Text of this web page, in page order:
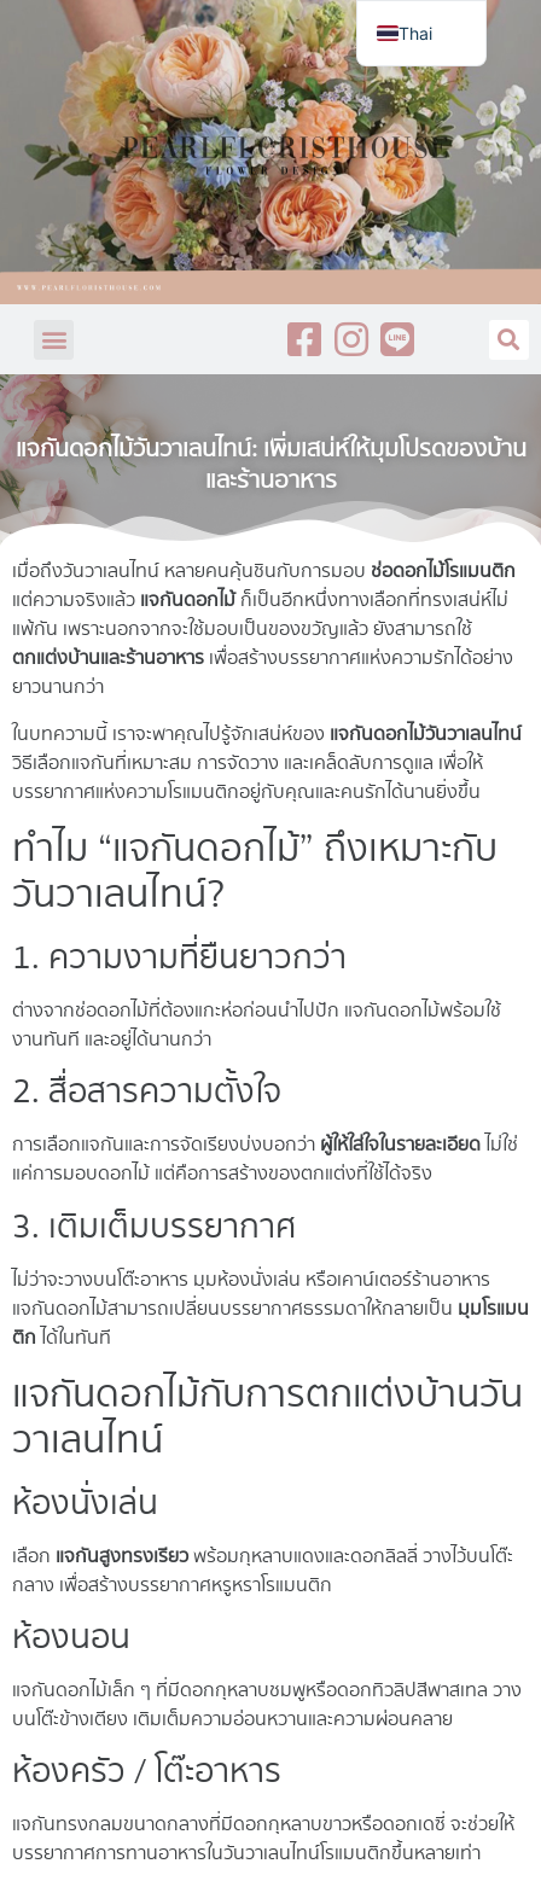
แจกันดอกไม้วันวาเลนไทน์: เพิ่มเสน่ห์ให้มุมโปรดของบ้าน
และร้านอาหาร
เมื่อถึงวันวาเลนไทน์ หลายคนคุ้นชินกับการมอบ ช่อดอกไม้โรแมนติก
แต่ความจริงแล้ว แจกันดอกไม้ก็เป็นอีกหนึ่งทางเลือกที่ทรงเสน่ห์ไม่
แพ้กัน เพราะนอกจากจะใช้มอบเป็นของขวัญแล้ว ยังสามารถใช้
ตกแต่งบ้านและร้านอาหาร เพื่อสร้างบรรยากาศแห่งความรักได้อย่าง
ยาวนานกว่า
ในบทความนี้ เราจะพาคุณไปรู้จักเสน่ห์ของ แจกันดอกไม้วันวาเลนไทน์
วิธีเลือกแจกันที่เหมาะสม การจัดวาง และเคล็ดลับการดูแล เพื่อให้
บรรยากาศแห่งความโรแมนติกอยู่กับคุณและคนรักได้นานยิ่งขึ้น
ทำไม “แจกันดอกไม้” ถึงเหมาะกับ
วันวาเลนไทน์?
1. ความงามที่ยืนยาวกว่า
ต่างจากช่อดอกไม้ที่ต้องแกะห่อก่อนนำไปปัก แจกันดอกไม้พร้อมใช้
งานทันที และอยู่ได้นานกว่า
2. สื่อสารความตั้งใจ
การเลือกแจกันและการจัดเรียงบ่งบอกว่า ผู้ให้ใส่ใจในรายละเอียด ไม่ใช่
แค่การมอบดอกไม้ แต่คือการสร้างของตกแต่งที่ใช้ได้จริง
3. เติมเต็มบรรยากาศ
ไม่ว่าจะวางบนโต๊ะอาหาร มุมห้องนั่งเล่น หรือเคาน์เตอร์ร้านอาหาร
แจกันดอกไม้สามารถเปลี่ยนบรรยากาศธรรมดาให้กลายเป็น มุมโรแมน
ติก ได้ในทันที
แจกันดอกไม้กับการตกแต่งบ้านวัน
วาเลนไทน์
ห้องนั่งเล่น
เลือก แจกันสูงทรงเรียวพร้อมกุหลาบแดงและดอกลิลลี่ วางไว้บนโต๊ะ
กลาง เพื่อสร้างบรรยากาศหรูหราโรแมนติก
ห้องนอน
แจกันดอกไม้เล็ก ๆ ที่มีดอกกุหลาบชมพูหรือดอกทิวลิปสีพาสเทล วาง
บนโต๊ะข้างเตียง เติมเต็มความอ่อนหวานและความผ่อนคลาย
ห้องครัว / โต๊ะอาหาร
แจกันทรงกลมขนาดกลางที่มีดอกกุหลาบขาวหรือดอกเดซี่ จะช่วยให้
บรรยากาศการทานอาหารในวันวาเลนไทน์โรแมนติกขึ้นหลายเท่า
Thai
English